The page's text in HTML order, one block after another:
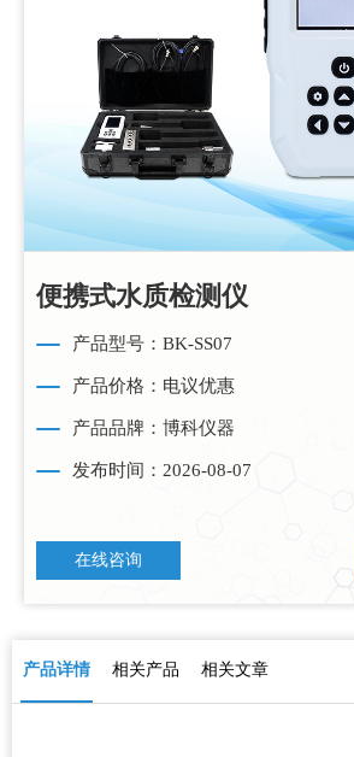
便携式水质检测仪
产品型号：BK-SS07
产品价格：电议优惠
产品品牌：博科仪器
发布时间：2026-08-07
在线咨询
产品详情 相关产品 相关文章